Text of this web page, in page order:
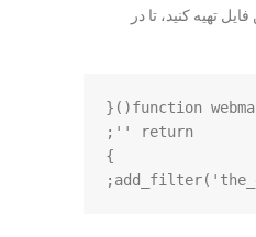
تهیه کنید، تا در